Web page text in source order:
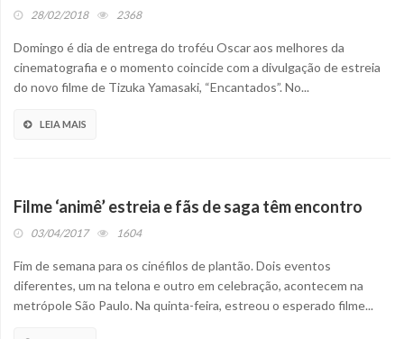
28/02/2018 2368
Domingo é dia de entrega do troféu Oscar aos melhores da
cinematografia e o momento coincide com a divulgação de estreia
do novo filme de Tizuka Yamasaki, “Encantados”. No...
LEIA MAIS
Filme ‘animê’ estreia e fãs de saga têm encontro
03/04/2017 1604
Fim de semana para os cinéfilos de plantão. Dois eventos
diferentes, um na telona e outro em celebração, acontecem na
metrópole São Paulo. Na quinta-feira, estreou o esperado filme...